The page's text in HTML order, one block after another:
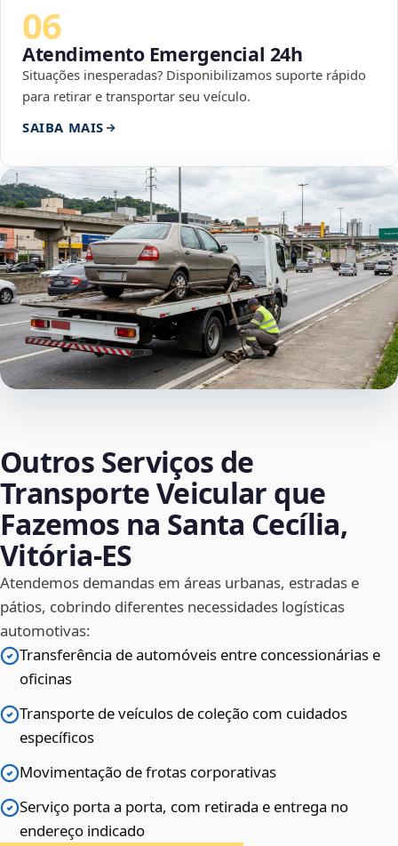
06
Atendimento Emergencial 24h
Situações inesperadas? Disponibilizamos suporte rápido
para retirar e transportar seu veículo.
SAIBA MAIS
Outros Serviços de
Transporte Veicular que
Fazemos na Santa Cecília,
Vitória‑ES
Atendemos demandas em áreas urbanas, estradas e
pátios, cobrindo diferentes necessidades logísticas
automotivas:
Transferência de automóveis entre concessionárias e
oficinas
Transporte de veículos de coleção com cuidados
específicos
Movimentação de frotas corporativas
Serviço porta a porta, com retirada e entrega no
endereço indicado